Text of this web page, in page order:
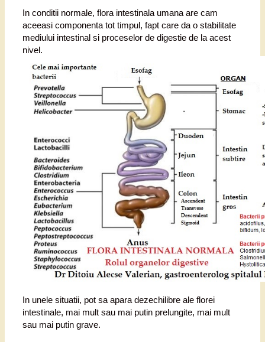
In conditii normale, flora intestinala umana are cam
aceeasi componenta tot timpul, fapt care da o stabilitate
mediului intestinal si proceselor de digestie de la acest
nivel.
In unele situatii, pot sa apara dezechilibre ale florei
intestinale, mai mult sau mai putin prelungite, mai mult
sau mai putin grave.